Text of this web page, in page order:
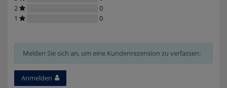
2
0
1
0
Melden Sie sich an, um eine Kundenrezension zu verfassen.
Anmelden